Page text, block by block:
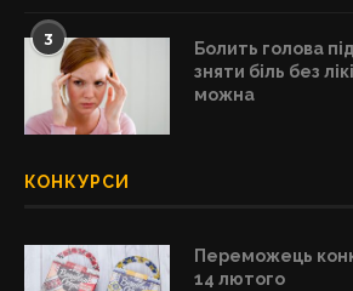
3
Болить голова
зняти біль без
можна
КОНКУРСИ
Переможець
14 лютого